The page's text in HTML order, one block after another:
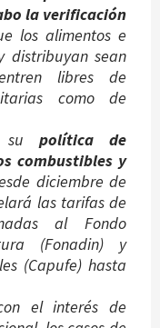
la verificación
los alimentos e
distribuyan sean
libres de
como de
su política de
combustibles y
diciembre de
las tarifas de
al Fondo
(Fonadin) y
(Capufe) hasta
el interés de